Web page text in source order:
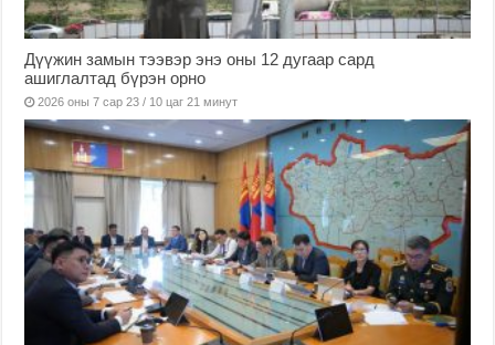
Дүүжин замын тээвэр энэ оны 12 дугаар сард
ашиглалтад бүрэн орно
2026 оны 7 сар 23 / 10 цаг 21 минут